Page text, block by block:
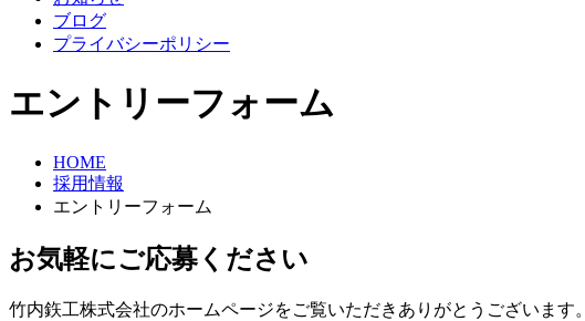
ブログ
プライバシーポリシー
エントリーフォーム
HOME
採用情報
エントリーフォーム
お気軽にご応募ください
竹内鉃工株式会社のホームページをご覧いただきありがとうございます。